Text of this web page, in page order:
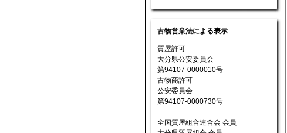
古物営業法による表示
質屋許可
大分県公安委員会
第94107-0000010号
古物商許可
公安委員会
第94107-0000730号
全国質屋組合連合会 会員